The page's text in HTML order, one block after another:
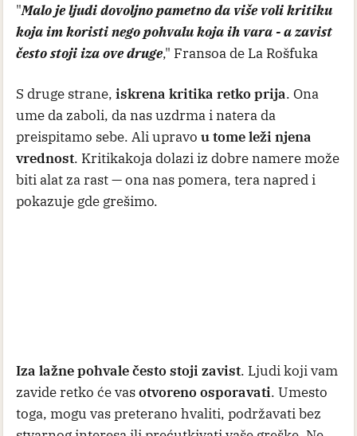
"Malo je ljudi dovoljno pametno da više voli kritiku
koja im koristi nego pohvalu koja ih vara - a zavist
često stoji iza ove druge," Fransoa de La Rošfuka
S druge strane, iskrena kritika retko prija. Ona
ume da zaboli, da nas uzdrma i natera da
preispitamo sebe. Ali upravo u tome leži njena
vrednost. Kritikakoja dolazi iz dobre namere može
biti alat za rast — ona nas pomera, tera napred i
pokazuje gde grešimo.
Iza lažne pohvale često stoji zavist. Ljudi koji vam
zavide retko će vasotvoreno osporavati. Umesto
toga, mogu vas preterano hvaliti, podržavati bez